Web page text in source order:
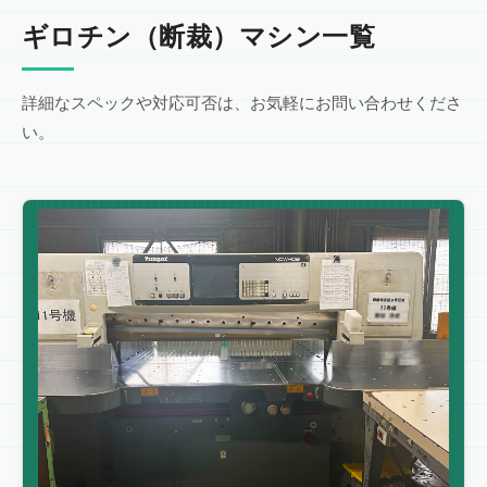
ギロチン（断裁）マシン一覧
詳細なスペックや対応可否は、お気軽にお問い合わせくださ
い。